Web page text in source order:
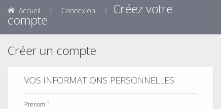
Accueil Connexion Créez votre
compte
Créer un compte
VOS INFORMATIONS PERSONNELLES
Prénom *